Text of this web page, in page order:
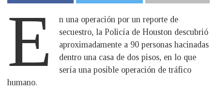
E
n una operación por un reporte de
secuestro, la Policía de Houston descubrió
aproximadamente a 90 personas hacinadas
dentro una casa de dos pisos, en lo que
sería una posible operación de tráfico
humano.